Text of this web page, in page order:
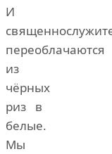
И
переоблачаются
из
чёрных
риз в
белые.
Мы